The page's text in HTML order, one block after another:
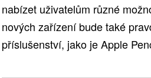
nabízet uživatelům různé
nových zařízení bude také
příslušenství, jako je Apple